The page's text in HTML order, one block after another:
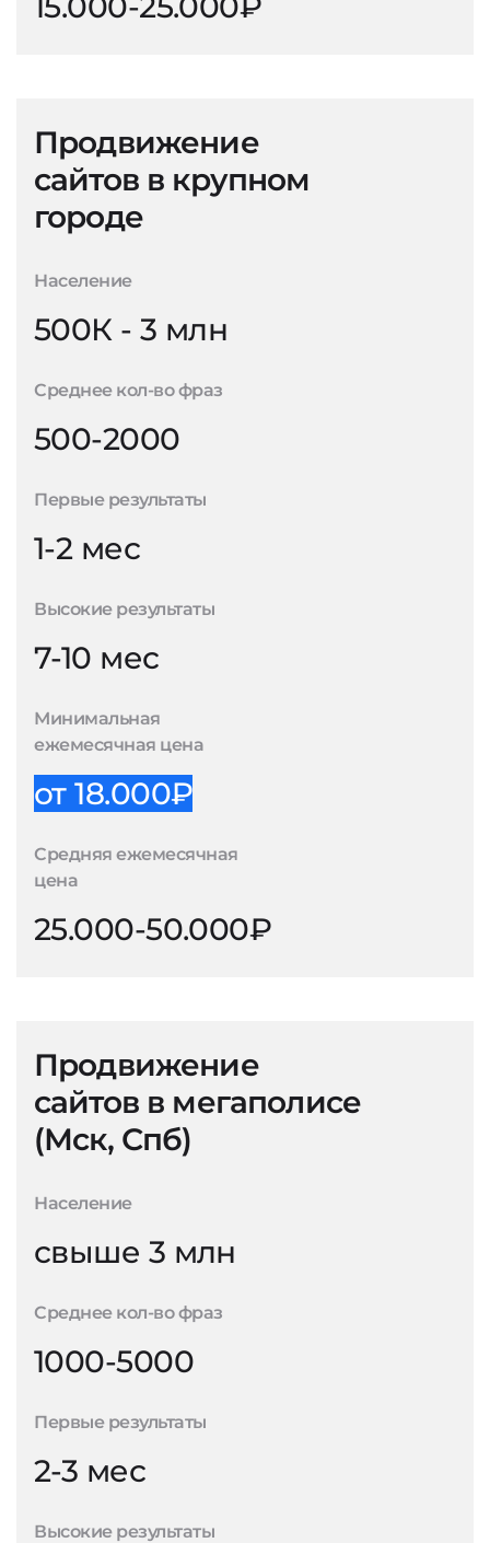
Продвижение
сайтов в крупном
городе
Население
500К - 3 млн
Среднее кол-во фраз
500-2000
Первые результаты
1-2 мес
Высокие результаты
7-10 мес
Минимальная
ежемесячная цена
от 18.000₽
Средняя ежемесячная
цена
25.000-50.000₽
Продвижение
сайтов в мегаполисе
(Мск, Спб)
Население
свыше 3 млн
Среднее кол-во фраз
1000-5000
Первые результаты
2-3 мес
Высокие результаты